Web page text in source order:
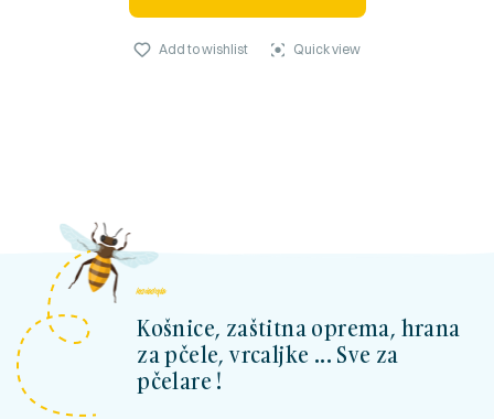
Add to wishlist Quick view
kosnicashop.ba
Košnice, zaštitna oprema, hrana
za pčele, vrcaljke ... Sve za
pčelare !